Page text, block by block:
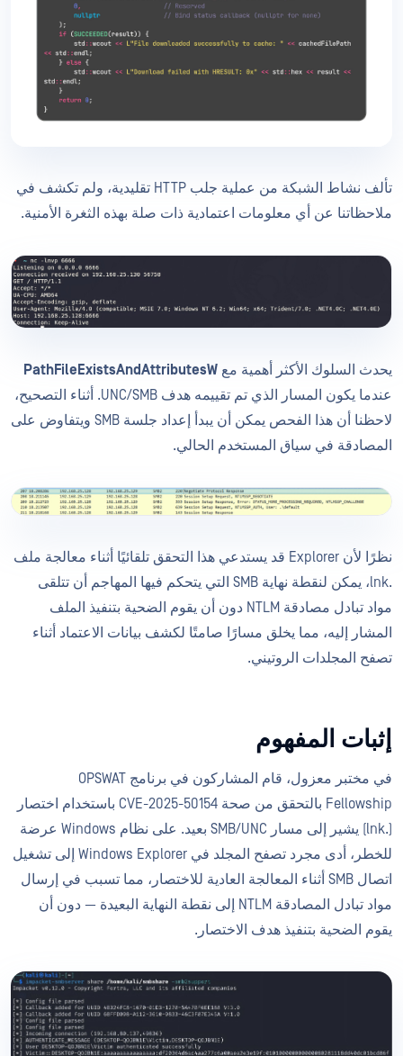
تألف نشاط الشبكة من عملية جلب HTTP تقليدية، ولم تكشف في
ملاحظاتنا عن أي معلومات اعتمادية ذات صلة بهذه الثغرة الأمنية.
يحدث السلوك الأكثر أهمية مع PathFileExistsAndAttributesW
عندما يكون المسار الذي تم تقييمه هدف UNC/SMB. أثناء التصحيح،
لاحظنا أن هذا الفحص يمكن أن يبدأ إعداد جلسة SMB ويتفاوض على
المصادقة في سياق المستخدم الحالي.
نظرًا لأن Explorer قد يستدعي هذا التحقق تلقائيًا أثناء معالجة ملف
.lnk، يمكن لنقطة نهاية SMB التي يتحكم فيها المهاجم أن تتلقى
مواد تبادل مصادقة NTLM دون أن يقوم الضحية بتنفيذ الملف
المشار إليه، مما يخلق مسارًا صامتًا لكشف بيانات الاعتماد أثناء
تصفح المجلدات الروتيني.
إثبات المفهوم
في مختبر معزول، قام المشاركون في برنامج OPSWAT
Fellowship بالتحقق من صحة CVE-2025-50154 باستخدام اختصار
(.lnk) يشير إلى مسار SMB/UNC بعيد. على نظام Windows عرضة
للخطر، أدى مجرد تصفح المجلد في Windows Explorer إلى تشغيل
اتصال SMB أثناء المعالجة العادية للاختصار، مما تسبب في إرسال
مواد تبادل المصادقة NTLM إلى نقطة النهاية البعيدة — دون أن
يقوم الضحية بتنفيذ هدف الاختصار.